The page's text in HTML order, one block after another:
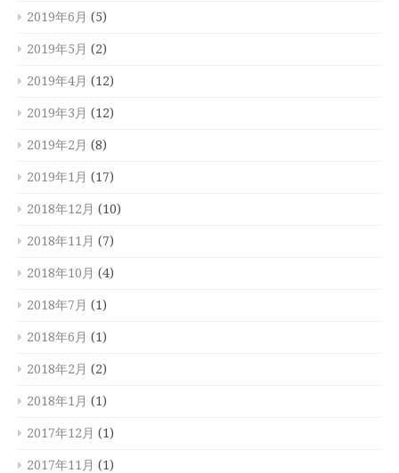
2019年6月 (5)
2019年5月 (2)
2019年4月 (12)
2019年3月 (12)
2019年2月 (8)
2019年1月 (17)
2018年12月 (10)
2018年11月 (7)
2018年10月 (4)
2018年7月 (1)
2018年6月 (1)
2018年2月 (2)
2018年1月 (1)
2017年12月 (1)
2017年11月 (1)